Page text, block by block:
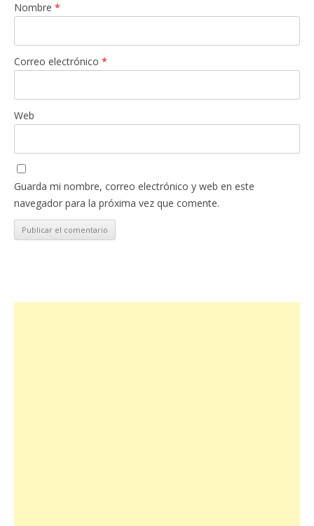
Nombre *
Correo electrónico *
Web
Guarda mi nombre, correo electrónico y web en este
navegador para la próxima vez que comente.